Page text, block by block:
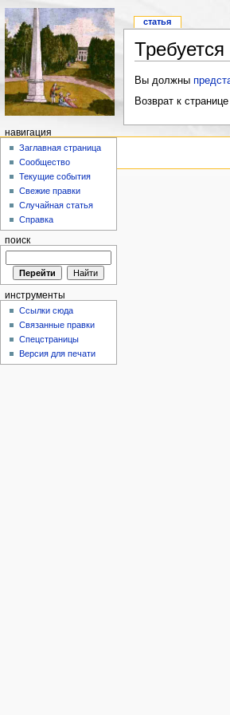
Вы должны
Возврат к странице
статья
навигация
Заглавная страница
Сообщество
Текущие события
Свежие правки
Случайная статья
Справка
поиск
инструменты
Ссылки сюда
Связанные правки
Спецстраницы
Версия для печати